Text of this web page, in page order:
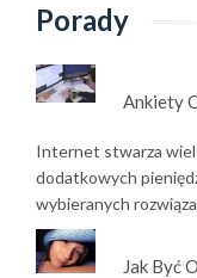
Porady
Ankiety
Internet stwarza
dodatkowych
wybieranych
Jak Być